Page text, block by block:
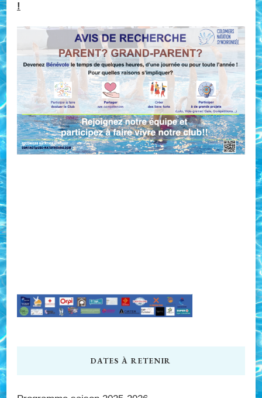
!
DATES À RETENIR